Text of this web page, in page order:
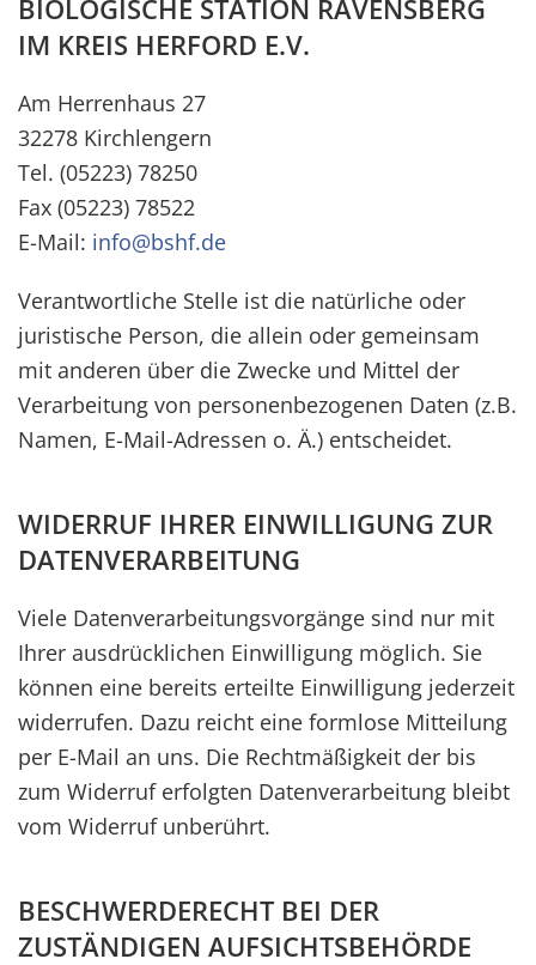
BIOLOGISCHE STATION RAVENSBERG
IM KREIS HERFORD E.V.
Am Herrenhaus 27
32278 Kirchlengern
Tel. (05223) 78250
Fax (05223) 78522
E-Mail: info@bshf.de
Verantwortliche Stelle ist die natürliche oder
juristische Person, die allein oder gemeinsam
mit anderen über die Zwecke und Mittel der
Verarbeitung von personenbezogenen Daten (z.B.
Namen, E-Mail-Adressen o. Ä.) entscheidet.
WIDERRUF IHRER EINWILLIGUNG ZUR
DATENVERARBEITUNG
Viele Datenverarbeitungsvorgänge sind nur mit
Ihrer ausdrücklichen Einwilligung möglich. Sie
können eine bereits erteilte Einwilligung jederzeit
widerrufen. Dazu reicht eine formlose Mitteilung
per E-Mail an uns. Die Rechtmäßigkeit der bis
zum Widerruf erfolgten Datenverarbeitung bleibt
vom Widerruf unberührt.
BESCHWERDERECHT BEI DER
ZUSTÄNDIGEN AUFSICHTSBEHÖRDE